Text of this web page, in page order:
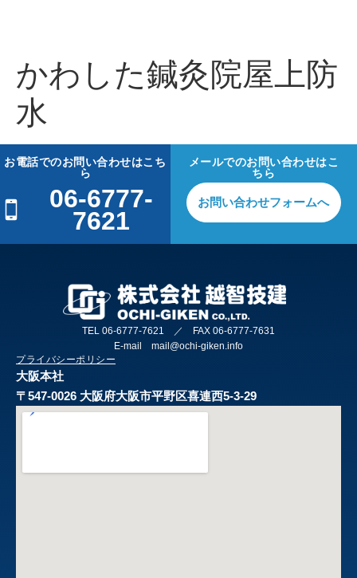
かわした鍼灸院屋上防
水
お電話でのお問い合わせはこち
ら
06-6777-
7621
メールでのお問い合わせはこ
ちら
お問い合わせフォームへ
TEL 06-6777-7621 ／ FAX 06-6777-7631
E-mail mail@ochi-giken.info
プライバシーポリシー
大阪本社
〒547-0026 大阪府大阪市平野区喜連西5-3-29